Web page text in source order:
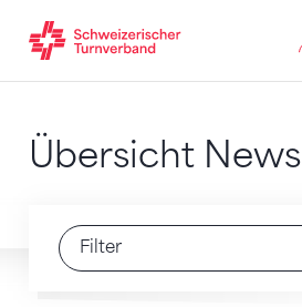
Übersicht News
Filter